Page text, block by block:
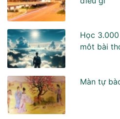
Học
môt bài
Màn tự